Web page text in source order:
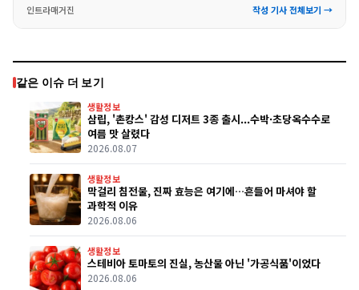
인트라매거진 작성 기사 전체보기 →
같은 이슈 더 보기
생활정보
삼립, '촌캉스' 감성 디저트 3종 출시...수박·초당옥수수로
여름 맛 살렸다
2026.08.07
생활정보
막걸리 침전물, 진짜 효능은 여기에…흔들어 마셔야 할
과학적 이유
2026.08.06
생활정보
스테비아 토마토의 진실, 농산물 아닌 '가공식품'이었다
2026.08.06